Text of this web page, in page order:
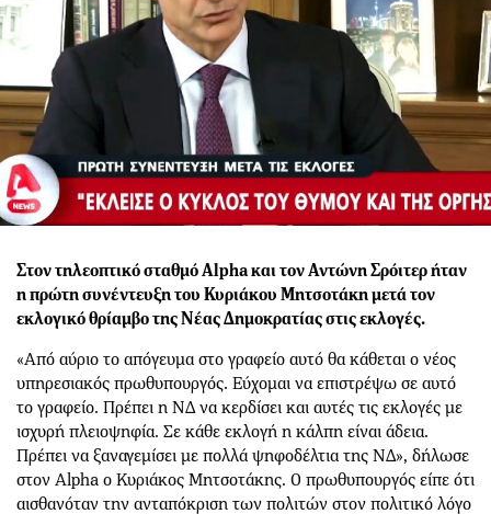
Στον τηλεοπτικό σταθμό Alpha και τον Αντώνη Σρόιτερ ήταν
η πρώτη συνέντευξη του Κυριάκου Μητσοτάκη μετά τον
εκλογικό θρίαμβο της Νέας Δημοκρατίας στις εκλογές.
«Από αύριο το απόγευμα στο γραφείο αυτό θα κάθεται ο νέος
υπηρεσιακός πρωθυπουργός. Εύχομαι να επιστρέψω σε αυτό
το γραφείο. Πρέπει η ΝΔ να κερδίσει και αυτές τις εκλογές με
ισχυρή πλειοψηφία. Σε κάθε εκλογή η κάλπη είναι άδεια.
Πρέπει να ξαναγεμίσει με πολλά ψηφοδέλτια της ΝΔ», δήλωσε
στον Alpha ο Κυριάκος Μητσοτάκης. Ο πρωθυπουργός είπε ότι
αισθανόταν την ανταπόκριση των πολιτών στον πολιτικό λόγο